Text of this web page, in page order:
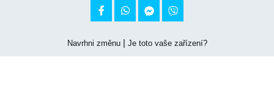
 
Navrhni změnu| Je toto vaše zařízení?